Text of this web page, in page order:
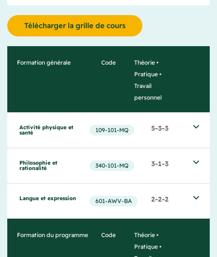
Télécharger la grille de cours
Formation générale Code
Théorie •
Pratique •
Travail
personnel
Activité physique et
santé 109-101-MQ 5-3-3
Philosophie et
rationalité 340‐101‐MQ 3-1-3
Langue et expression 601‐AWV‐BA 2-2-2
Formation du programme Code
Théorie •
Pratique •